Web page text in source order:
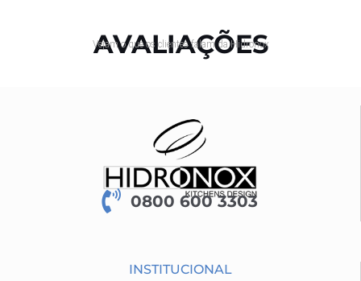
AVALIAÇÕES
Vejam o que os clientes falam da Hidronox
0800 600 3303
INSTITUCIONAL